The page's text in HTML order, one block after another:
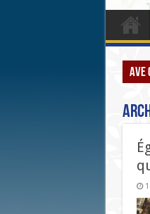
Ave